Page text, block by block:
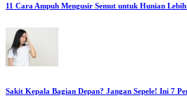
11 Cara Ampuh Mengusir Semut untuk Hunian
Sakit Kepala Bagian Depan? Jangan Sepele! Ini 7